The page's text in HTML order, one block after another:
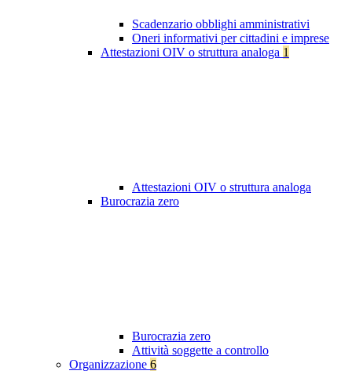
Scadenzario obblighi amministrativi
Oneri informativi per cittadini e imprese
Attestazioni OIV o struttura analoga 1
Attestazioni OIV o struttura analoga
Burocrazia zero
Burocrazia zero
Attività soggette a controllo
Organizzazione 6